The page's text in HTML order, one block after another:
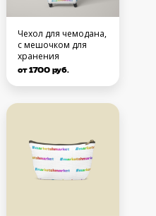
Чехол для чемодана,
с мешочком для
хранения
от 1700 руб.